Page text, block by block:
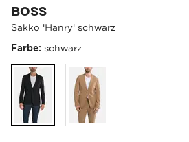
BOSS
Sakko 'Hanry' schwarz
Farbe: schwarz